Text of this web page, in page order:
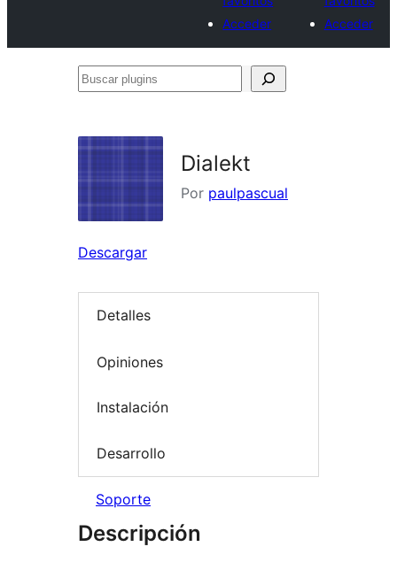
Acceder
Acceder
Buscar
Dialekt
Por paulpascual
Descargar
Detalles
Opiniones
Instalación
Desarrollo
Soporte
Descripción